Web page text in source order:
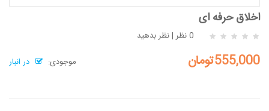
اخلاق حرفه ای
0 نظر |نظر بدهید
موجودی:
در انبار 555,000تومان